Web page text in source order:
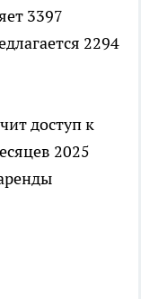
3397
2294
доступ к
2025